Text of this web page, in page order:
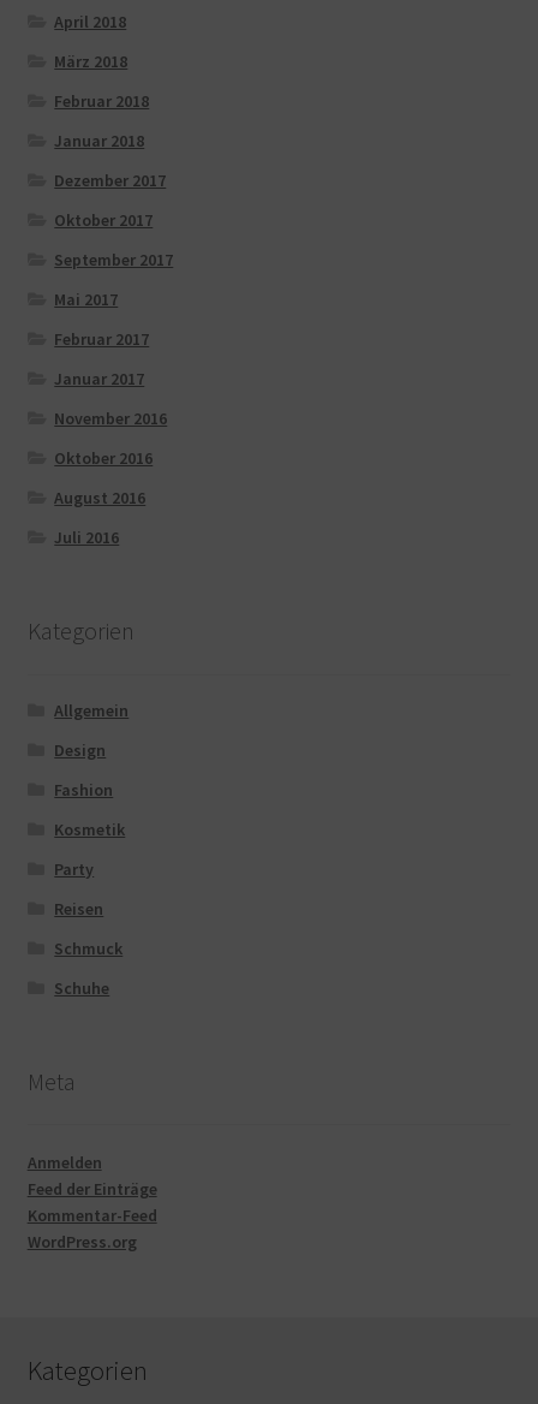
April 2018
März 2018
Februar 2018
Januar 2018
Dezember 2017
Oktober 2017
September 2017
Mai 2017
Februar 2017
Januar 2017
November 2016
Oktober 2016
August 2016
Juli 2016
Kategorien
Allgemein
Design
Fashion
Kosmetik
Party
Reisen
Schmuck
Schuhe
Meta
Anmelden
Feed der Einträge
Kommentar-Feed
WordPress.org
Kategorien